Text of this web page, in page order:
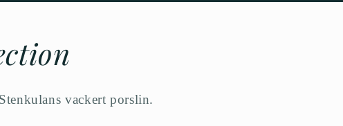
vackert porslin.